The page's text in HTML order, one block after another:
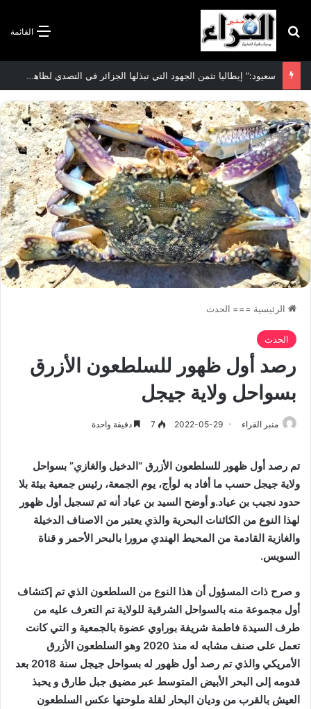
القائمة بحث عن
سعيود:” إيطاليا تثمن الجهود التي تبذلها الجزائر في التصدي لظاهرة الهجرة غير الشرعية”
الرئيسية === الحدث
الحدث
رصد أول ظهور للسلطعون الأزرق
بسواحل ولاية جيجل
منبر القراء 2022-05-29
7 دقيقة واحدة
تم رصد أول ظهور للسلطعون الأزرق “الدخيل والغازي” بسواحل
ولاية جيجل حسب ما أفاد به لوأج، يوم الجمعة، رئيس جمعية بيئة بلا
حدود نجيب بن عياد.و أوضح السيد بن عياد أنه تم تسجيل أول ظهور
لهذا النوع من الكائنات البحرية والذي يعتبر من الاصناف الدخيلة
والغازية القادمة من المحيط الهندي مرورا بالبحر الأحمر و قناة
السويس.
و صرح ذات المسؤول أن هذا النوع من السلطعون الذي تم إكتشاف
أول مجموعة منه بالسواحل الشرقية للولاية تم التعرف عليه من
طرف السيدة فاطمة شريفة بوراوي عضوة بالجمعية و التي كانت
تعمل على صنف مشابه له منذ 2020 وهو السلطعون الأزرق
الأمريكي والذي تم رصد أول ظهور له بسواحل جيجل سنة 2018 بعد
قدومه إلى البحر الأبيض المتوسط عبر مضيق جبل طارق و يحبذ
العيش بالقرب من وديان البحار لقلة ملوحتها عكس السلطعون